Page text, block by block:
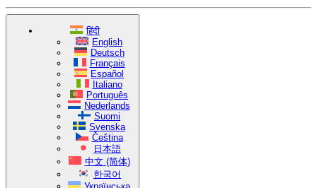
हिंदी
English
Deutsch
Français
Español
Italiano
Português
Nederlands
Suomi
Svenska
Čeština
日本語
中文 (简体)
한국어